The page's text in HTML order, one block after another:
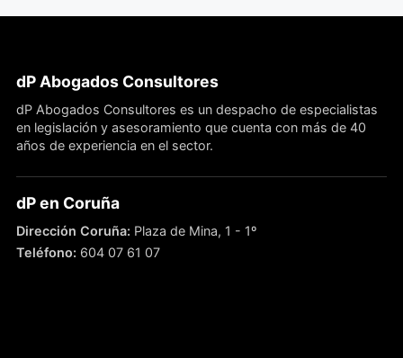
dP Abogados Consultores
dP Abogados Consultores es un despacho de especialistas
en legislación y asesoramiento que cuenta con más de 40
años de experiencia en el sector.
dP en Coruña
Dirección Coruña: Plaza de Mina, 1 - 1º
Teléfono: 604 07 61 07